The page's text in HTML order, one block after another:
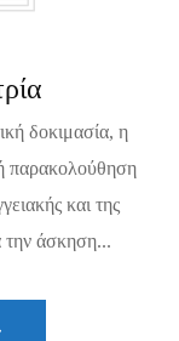
δοκιμασία, η
παρακολούθηση
και της
την άσκηση...